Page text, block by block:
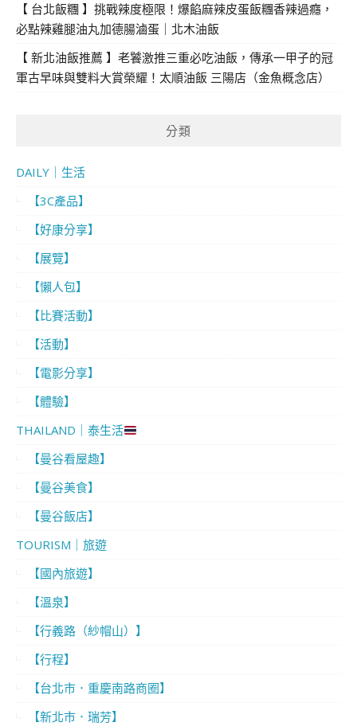
【 台北飯糰 】挑戰辣度極限！爆餡麻辣皮蛋飯糰香辣過癮，
必點辣雞腿油丸加德腸滷蛋｜北木油飯
【 新北油飯推薦 】老饕激推三重必吃油飯，傳承一甲子的冠
軍古早味與雙料大賞榮耀！太順油飯 三陽店（金魚概念店）
分類
DAILY｜生活
【3C產品】
【好康分享】
【展覽】
【懶人包】
【比賽活動】
【活動】
【電影分享】
【體驗】
THAILAND｜泰生活
【曼谷看屋趣】
【曼谷美食】
【曼谷飯店】
TOURISM｜旅遊
【國內旅遊】
【溫泉】
【行義路（紗帽山）】
【行程】
【台北市．重慶南路商圈】
【新北市．瑞芳】